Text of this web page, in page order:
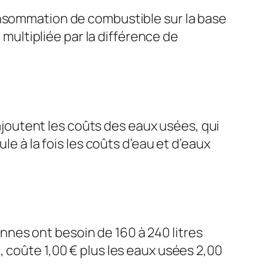
de combustible sur la base
multipliée par la différence de
les coûts des eaux usées, qui
à la fois les coûts d’eau et d’eaux
ont besoin de 160 à 240 litres
1,00 € plus les eaux usées 2,00